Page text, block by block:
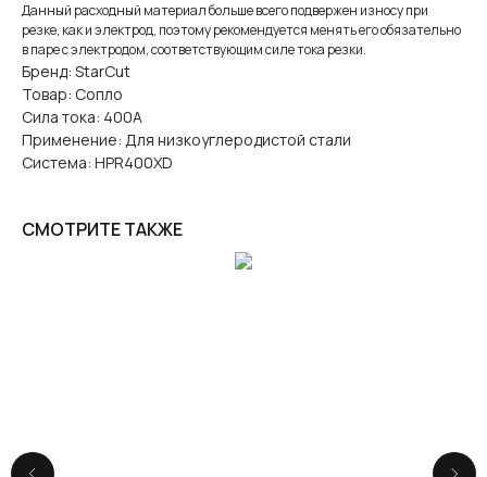
Данный расходный материал больше всего подвержен износу при
резке, как и электрод, поэтому рекомендуется менять его обязательно
в паре с электродом, соответствующим силе тока резки.
Бренд: StarCut
Товар: Сопло
Сила тока: 400А
Применение: Для низкоуглеродистой стали
Система: HPR400XD
СМОТРИТЕ ТАКЖЕ